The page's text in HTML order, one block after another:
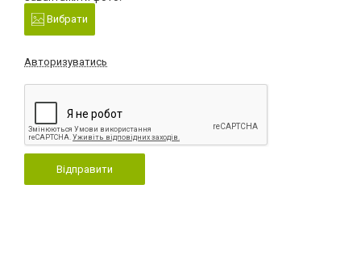
Вибрати
Авторизуватись
Відправити